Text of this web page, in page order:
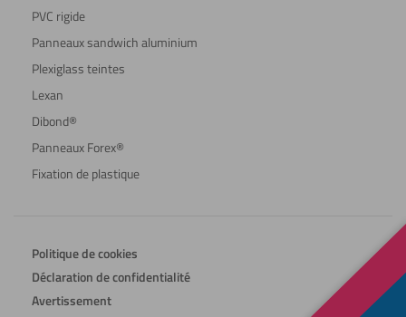
PVC rigide
Panneaux sandwich aluminium
Plexiglass teintes
Lexan
Dibond®
Panneaux Forex®
Fixation de plastique
Politique de cookies
Déclaration de confidentialité
Avertissement